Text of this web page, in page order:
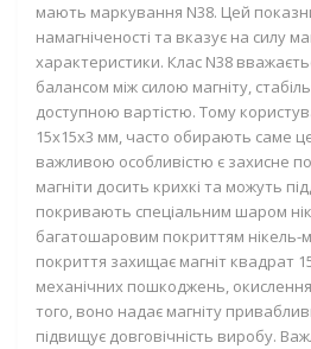
мають маркування N38. Цей
намагніченості та вказує на силу
характеристики. Клас N38
балансом між силою магніту,
доступною вартістю. Тому
15х15х3 мм, часто обирають саме
важливою особливістю є захисне
магніти досить крихкі та можуть
покривають спеціальним шаром
багатошаровим покриттям нікель-
покриття захищає магніт квадрат
механічних пошкоджень,
того, воно надає магніту
підвищує довговічність виробу.